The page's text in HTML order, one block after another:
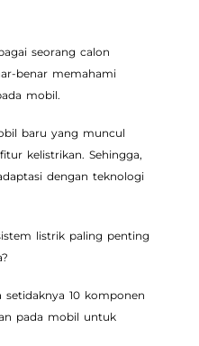
seorang calon
benar memahami
mobil.
baru yang muncul
kelistrikan. Sehingga,
dengan teknologi
listrik paling penting
10 komponen
pada mobil untuk